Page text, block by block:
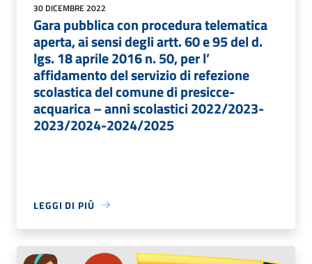
30 DICEMBRE 2022
Gara pubblica con procedura telematica
aperta, ai sensi degli artt. 60 e 95 del d.
lgs. 18 aprile 2016 n. 50, per l’
affidamento del servizio di refezione
scolastica del comune di presicce-
acquarica – anni scolastici 2022/2023-
2023/2024-2024/2025
LEGGI DI PIÙ